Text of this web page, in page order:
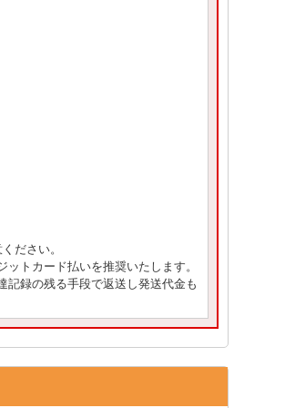
ださい。
トカード払いを推奨いたします。
録の残る手段で返送し発送代金も